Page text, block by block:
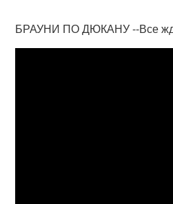
БРАУНИ ПО ДЮКАНУ --Все